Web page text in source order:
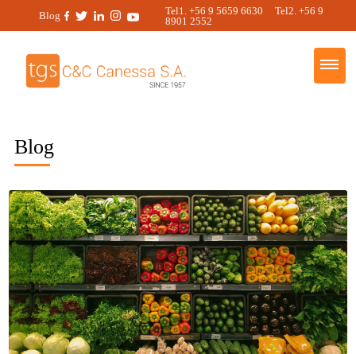
Blog
Tel1. +56 9 5659 6630 Tel2. +56 9
8901 2552
Blog